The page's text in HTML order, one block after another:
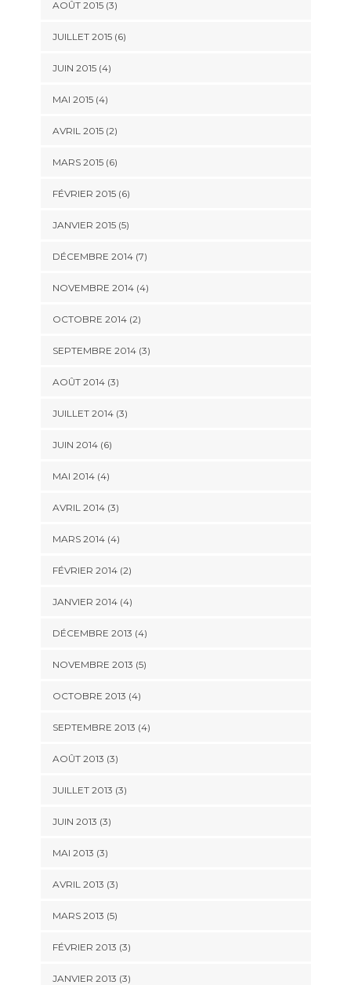
AOÛT 2015(3)
JUILLET 2015(6)
JUIN 2015(4)
MAI 2015(4)
AVRIL 2015(2)
MARS 2015(6)
FÉVRIER 2015(6)
JANVIER 2015(5)
DÉCEMBRE 2014(7)
NOVEMBRE 2014(4)
OCTOBRE 2014(2)
SEPTEMBRE 2014(3)
AOÛT 2014(3)
JUILLET 2014(3)
JUIN 2014(6)
MAI 2014(4)
AVRIL 2014(3)
MARS 2014(4)
FÉVRIER 2014(2)
JANVIER 2014(4)
DÉCEMBRE 2013 (4)
NOVEMBRE 2013 (5)
OCTOBRE 2013 (4)
SEPTEMBRE 2013 (4)
AOÛT 2013 (3)
JUILLET 2013 (3)
JUIN 2013 (3)
MAI 2013 (3)
AVRIL 2013 (3)
MARS 2013 (5)
FÉVRIER 2013 (3)
JANVIER 2013 (3)